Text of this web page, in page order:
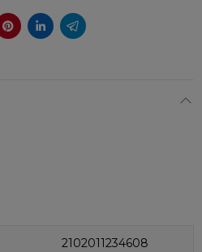
2102011234608